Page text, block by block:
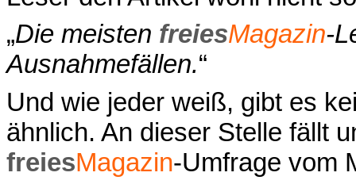
„Die meisten freiesMagazin-
Ausnahmefällen.“
Und wie jeder weiß, gibt es
ähnlich. An dieser Stelle fällt
freiesMagazin-Umfrage vom